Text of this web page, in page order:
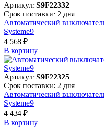
Артикул: S9F22332
Срок поставки: 2 дня
Автоматический
Systeme9
4 568 ₽
В корзинy
Артикул: S9F22325
Срок поставки: 2 дня
Автоматический
Systeme9
4 434 ₽
В корзинy